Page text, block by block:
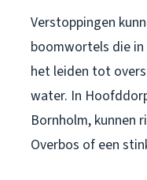
Verstoppingen
boomwortels die in
het leiden tot
water. In
Bornholm, kunnen
Overbos of een